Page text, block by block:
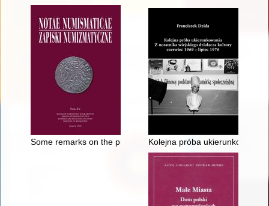
Some remarks on the problem of occurrence of "denarii
Kolejna próba ukierunkowania